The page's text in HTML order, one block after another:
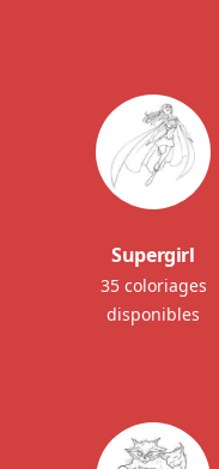
Supergirl
35 coloriages
disponibles